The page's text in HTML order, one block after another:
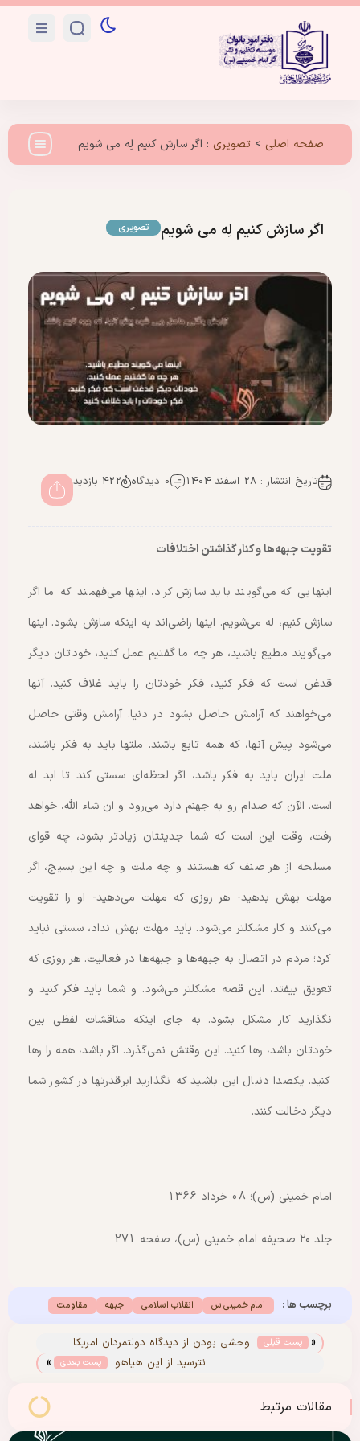
صفحه اصلی > تصویری : اگر سازش کنیم لِه می شویم
اگر سازش کنیم لِه می شویم تصویری
تاریخ انتشار : 28 اسفند 1404 0 دیدگاه 422 بازدید
تقویت جبهه‌ها و کنار گذاشتن اختلافات‌
اینهایی که می‌گویند باید سازش کرد، اینها می‌فهمند که ما اگر
سازش کنیم، له می‌شویم. اینها راضی‌اند به اینکه سازش بشود. اینها
می‌گویند مطیع باشید، هر چه ما گفتیم عمل کنید، خودتان دیگر
قدغن است که فکر کنید، فکر خودتان را باید غلاف کنید. آنها
می‌خواهند که آرامش حاصل بشود در دنیا. آرامش وقتی حاصل
می‌شود پیش آنها، که همه تابع باشند. ملتها باید به فکر باشند،
ملت ایران باید به فکر باشد، اگر لحظه‌ای سستی کند تا ابد له
است. الآن که صدام رو به جهنم دارد می‌رود و ان شاء الله، خواهد
رفت، وقت این است که شما جدیتتان زیادتر بشود، چه قوای
مسلحه از هر صنف که هستند و چه ملت و چه این بسیج، اگر
مهلت بهش بدهید- هر روزی که مهلت می‌دهید- او را تقویت
می‌کنند و کار مشکلتر می‌شود. باید مهلت بهش نداد، سستی نباید
کرد؛ مردم در اتصال به جبهه‌ها و جبهه‌ها در فعالیت. هر روزی که
تعویق بیفتد، این قصه مشکلتر می‌شود. و شما باید فکر کنید و
نگذارید کار مشکل بشود. به جای اینکه مناقشات لفظی بین
خودتان باشد، رها کنید. این وقتش نمی‌گذرد. اگر باشد، همه را رها
کنید. یکصدا دنبال این باشید که نگذارید ابرقدرتها در کشور شما
دیگر دخالت کنند.
امام خمینی (س)؛ 08 خرداد 1366
جلد ۲۰ صحیفه امام خمینی (س)، صفحه 271
برچسب ها : امام خمینی س انقلاب اسلامی جبهه مقاومت
« پست قبلی
وحشی بودن از دیدگاه دولتمردان امریکا
نترسید از این هیاهو
پست بعدی »
مقالات مرتبط